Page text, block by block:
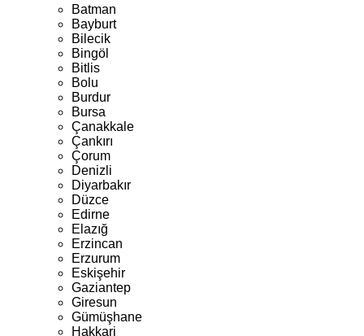
Batman
Bayburt
Bilecik
Bingöl
Bitlis
Bolu
Burdur
Bursa
Çanakkale
Çankırı
Çorum
Denizli
Diyarbakır
Düzce
Edirne
Elazığ
Erzincan
Erzurum
Eskişehir
Gaziantep
Giresun
Gümüşhane
Hakkari